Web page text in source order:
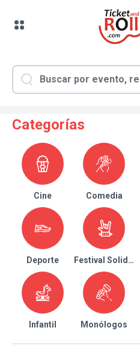
Categorías
Cine Comedia
Deporte Festival Solidario
Infantil Monólogos